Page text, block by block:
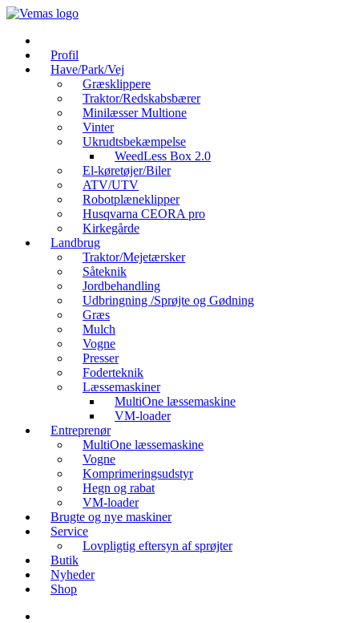
Videre
indhold
Profil
Have/Park/Vej
Græsklippere
Traktor/Redskabsbærer
Minilæsser Multione
Vinter
Ukrudtsbekæmpelse
WeedLess Box 2.0
El-køretøjer/Biler
ATV/UTV
Robotplæneklipper
Husqvarna CEORA pro
Kirkegårde
Landbrug
Traktor/Mejetærsker
Såteknik
Jordbehandling
Udbringning /Sprøjte og Gødning
Græs
Mulch
Vogne
Presser
Foderteknik
Læssemaskiner
MultiOne læssemaskine
VM-loader
Entreprenør
MultiOne læssemaskine
Vogne
Komprimeringsudstyr
Hegn og rabat
VM-loader
Brugte og nye maskiner
Service
Lovpligtig eftersyn af sprøjter
Butik
Nyheder
Shop